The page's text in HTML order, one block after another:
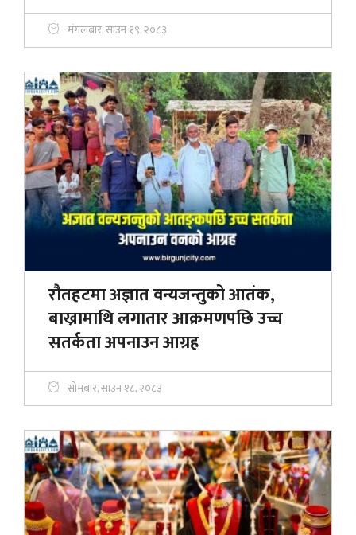
मंगलबार, साउन १९, २०८३
रौतहटमा अज्ञात वन्यजन्तुको आतंक,
बाख्रामाथि लगातार आक्रमणपछि उच्च
सतर्कता अपनाउन आग्रह
सोमबार, साउन १८, २०८३